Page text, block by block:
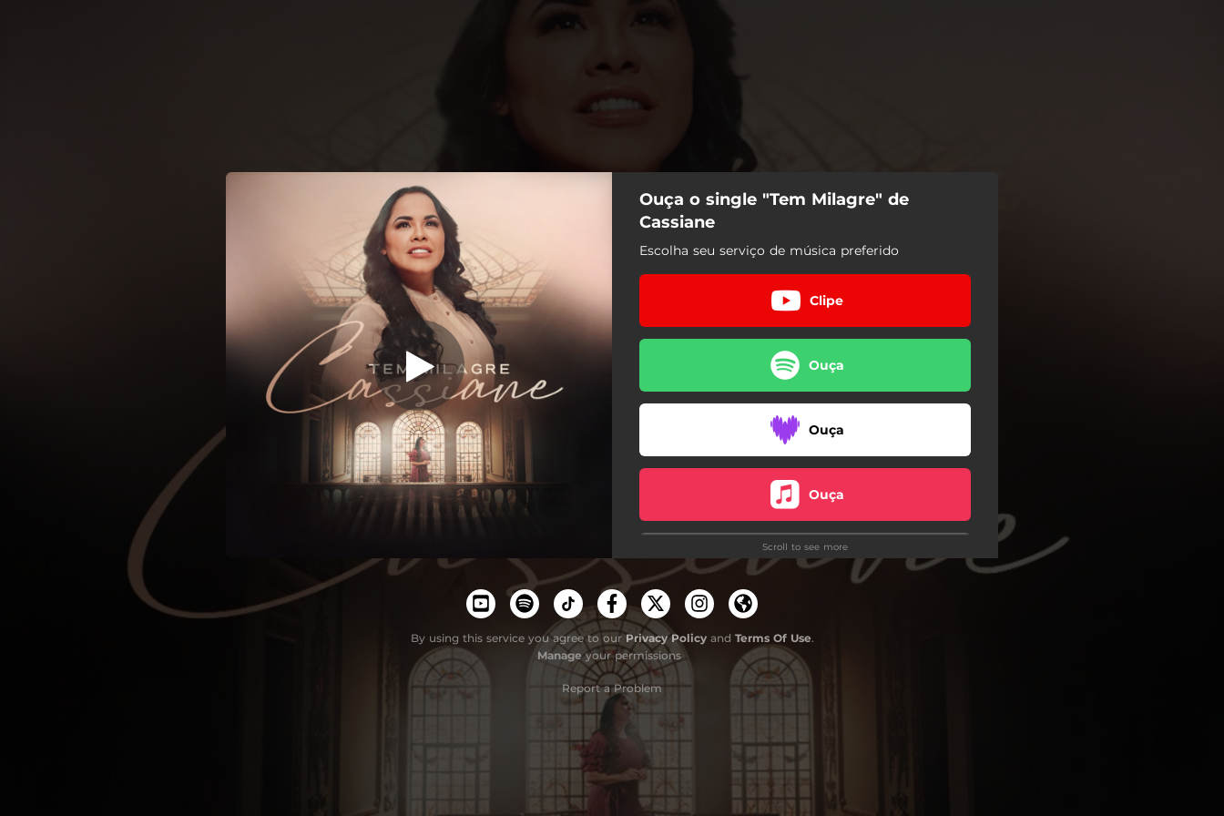
You're all set!
Tem Milagre
Tem Milagre
Ouça o single "Tem Milagre" de
Cassiane
Escolha seu serviço de música preferido
Clipe
Ouça
Ouça
Ouça
Ouça
Scroll to see more
By using this service you agree to ourPrivacy Policyand Terms Of Use.
Manageyour permissions
Report a Problem